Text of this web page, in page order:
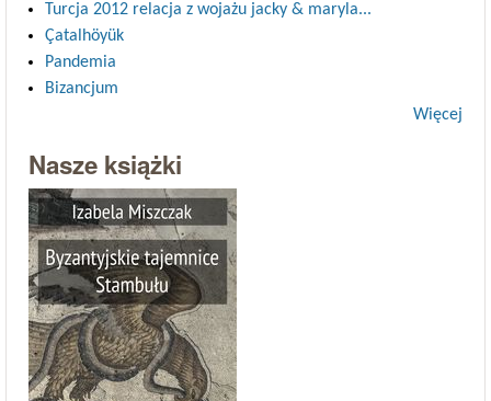
Turcja 2012 relacja z wojażu jacky & maryla...
Çatalhöyük
Pandemia
Bizancjum
Więcej
Nasze książki